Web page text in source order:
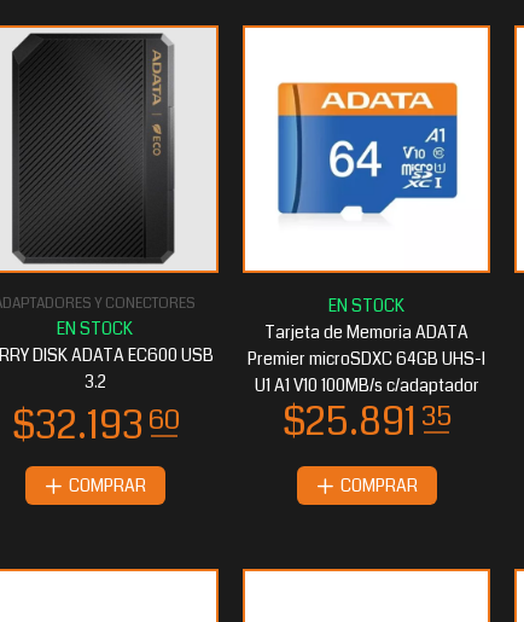
Y CONECTORES
DISK ADATA EC600 USB
3.2
COMPRAR
Tarjeta de Memoria ADATA
Premier microSDXC 64GB UHS-I
U1 A1 V10 100MB/s c/adaptador
COMPRAR